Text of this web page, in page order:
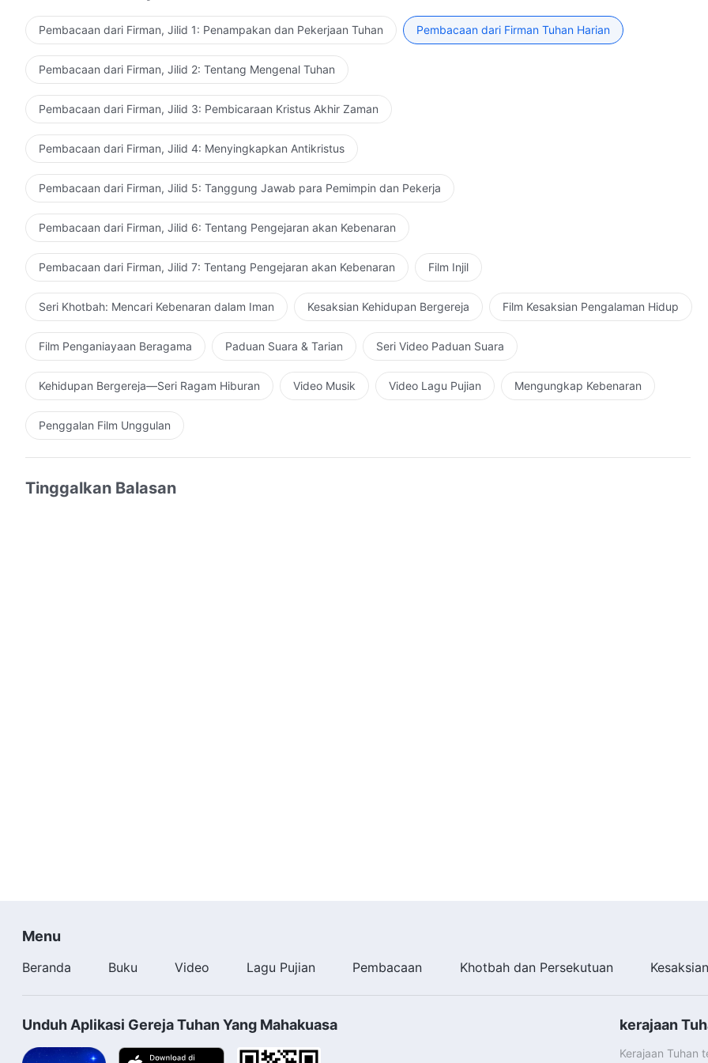
Pembacaan dari Firman, Jilid 1: Penampakan dan Pekerjaan Tuhan Pembacaan dari Firman Tuhan Harian
Pembacaan dari Firman, Jilid 2: Tentang Mengenal Tuhan
Pembacaan dari Firman, Jilid 3: Pembicaraan Kristus Akhir Zaman
Pembacaan dari Firman, Jilid 4: Menyingkapkan Antikristus
Pembacaan dari Firman, Jilid 5: Tanggung Jawab para Pemimpin dan Pekerja
Pembacaan dari Firman, Jilid 6: Tentang Pengejaran akan Kebenaran
Pembacaan dari Firman, Jilid 7: Tentang Pengejaran akan Kebenaran Film Injil
Seri Khotbah: Mencari Kebenaran dalam Iman Kesaksian Kehidupan Bergereja Film Kesaksian Pengalaman Hidup
Film Penganiayaan Beragama Paduan Suara & Tarian Seri Video Paduan Suara
Kehidupan Bergereja—Seri Ragam Hiburan Video Musik Video Lagu Pujian Mengungkap Kebenaran
Penggalan Film Unggulan
Tinggalkan Balasan
Menu
Beranda Buku Video Lagu Pujian Pembacaan Khotbah dan Persekutuan Kesaksian
Unduh Aplikasi Gereja Tuhan Yang Mahakuasa kerajaan
Kerajaan Tuhan